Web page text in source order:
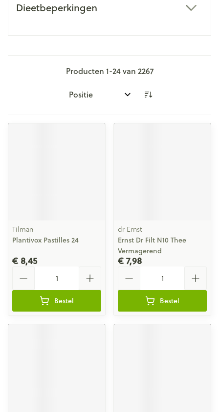
Dieetbeperkingen
Producten 1-24van 2267
Sorteer op:
Tilman
Plantivox Pastilles 24
€ 8,45
Bestel
dr Ernst
Ernst Dr Filt N10 Thee
Vermagerend
€ 7,98
Bestel